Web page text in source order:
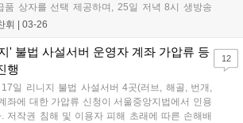
품 상자를 선택 제공하며, 25일 저녁 8시 생방송
아지트'를 통해 검사 클래스 리부트 등 상세 내용
휘 03-26
' 불법 사설서버 운영자 계좌 가압류 등
행
17일 리니지 불법 사설서버 4곳(러브, 해골, 번개,
좌에 대한 가압류 신청이 서울중앙지법에서 인용
저작권 침해 및 이용자 피해 초래에 따른 손해배
12